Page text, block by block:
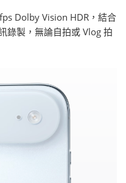
Dolby Vision HDR，結合
錄製，無論自拍或 Vlog 拍